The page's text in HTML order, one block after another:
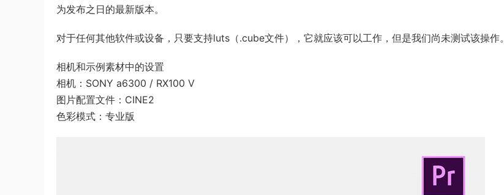
为发布之日的最新版本。
对于任何其他软件或设备，只要支持luts（.cube文件），它就应该可以工作，但是我们尚未测试该操作。
相机和示例素材中的设置
相机：SONY a6300 / RX100 V
图片配置文件：CINE2
色彩模式：专业版